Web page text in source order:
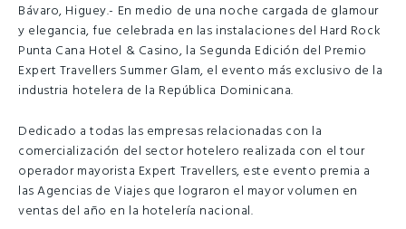
Bávaro, Higuey.- En medio de una noche cargada de glamour
y elegancia, fue celebrada en las instalaciones del Hard Rock
Punta Cana Hotel & Casino, la Segunda Edición del Premio
Expert Travellers Summer Glam, el evento más exclusivo de la
industria hotelera de la República Dominicana.
Dedicado a todas las empresas relacionadas con la
comercialización del sector hotelero realizada con el tour
operador mayorista Expert Travellers, este evento premia a
las Agencias de Viajes que lograron el mayor volumen en
ventas del año en la hotelería nacional.